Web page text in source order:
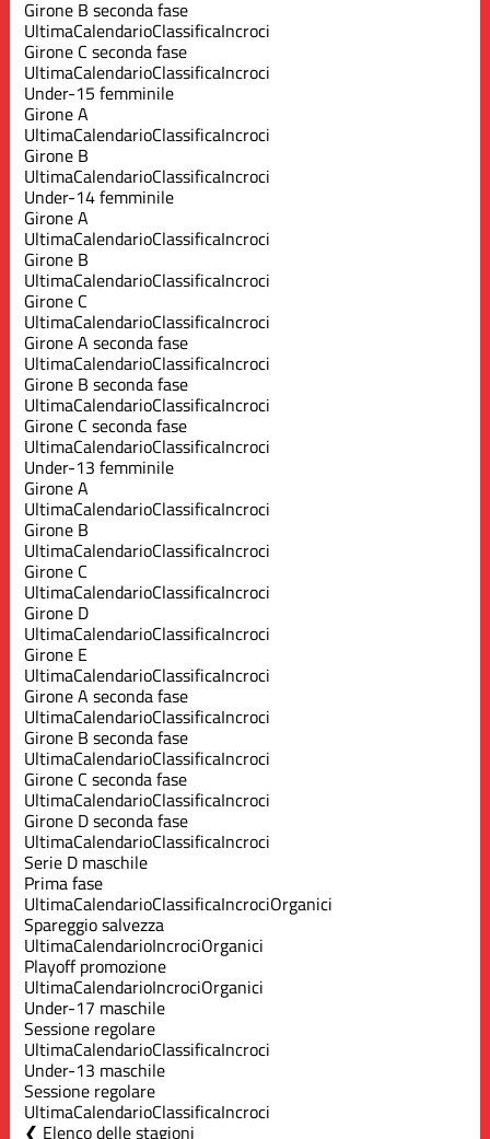
Girone B seconda fase
UltimaCalendarioClassificaIncroci
Girone C seconda fase
UltimaCalendarioClassificaIncroci
Under-15 femminile
Girone A
UltimaCalendarioClassificaIncroci
Girone B
UltimaCalendarioClassificaIncroci
Under-14 femminile
Girone A
UltimaCalendarioClassificaIncroci
Girone B
UltimaCalendarioClassificaIncroci
Girone C
UltimaCalendarioClassificaIncroci
Girone A seconda fase
UltimaCalendarioClassificaIncroci
Girone B seconda fase
UltimaCalendarioClassificaIncroci
Girone C seconda fase
UltimaCalendarioClassificaIncroci
Under-13 femminile
Girone A
UltimaCalendarioClassificaIncroci
Girone B
UltimaCalendarioClassificaIncroci
Girone C
UltimaCalendarioClassificaIncroci
Girone D
UltimaCalendarioClassificaIncroci
Girone E
UltimaCalendarioClassificaIncroci
Girone A seconda fase
UltimaCalendarioClassificaIncroci
Girone B seconda fase
UltimaCalendarioClassificaIncroci
Girone C seconda fase
UltimaCalendarioClassificaIncroci
Girone D seconda fase
UltimaCalendarioClassificaIncroci
Serie D maschile
Prima fase
UltimaCalendarioClassificaIncrociOrganici
Spareggio salvezza
UltimaCalendarioIncrociOrganici
Playoff promozione
UltimaCalendarioIncrociOrganici
Under-17 maschile
Sessione regolare
UltimaCalendarioClassificaIncroci
Under-13 maschile
Sessione regolare
UltimaCalendarioClassificaIncroci
Elenco delle stagioni